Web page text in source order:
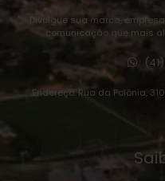
Divulgue sua marca,
comunicação que mais
Endereço: Rua da Polônia,